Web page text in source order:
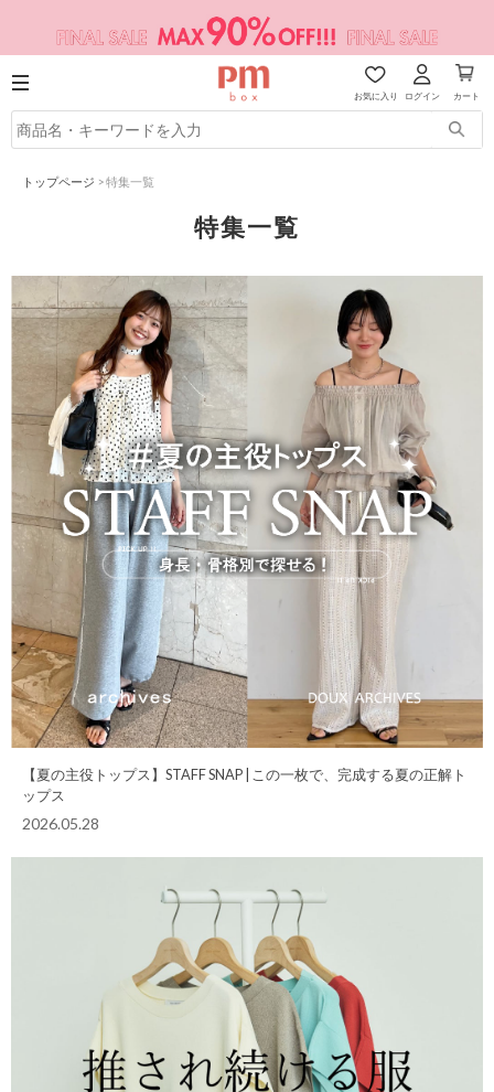
お気に入り ログイン カート
トップページ >特集一覧
特集一覧
【夏の主役トップス】STAFF SNAP | この一枚で、完成する夏の正解ト
ップス
2026.05.28